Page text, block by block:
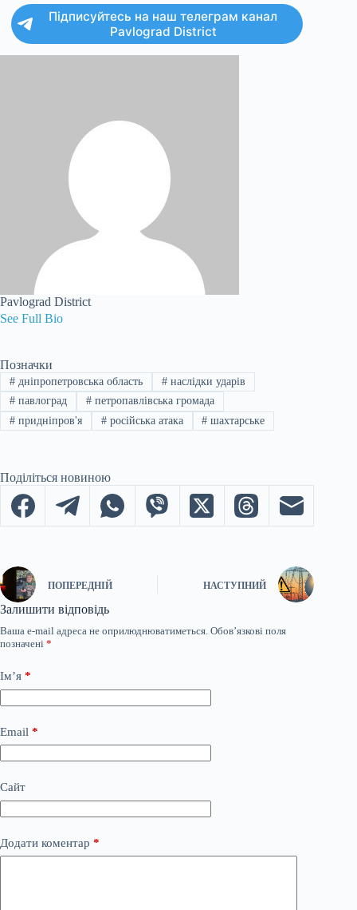
Підписуйтесь на наш телеграм канал
Pavlograd District
Pavlograd District
See Full Bio
Позначки
#дніпропетровська область #наслідки ударів
#павлоград #петропавлівська громада
#придніпров'я #російська атака # шахтарське
Поділіться новиною
ПОПЕРЕДНІЙ НАСТУПНИЙ
Залишити відповідь
Ваша e-mail адреса не оприлюднюватиметься. Обов’язкові поля
позначені *
Ім’я *
Email *
Сайт
Додати коментар *